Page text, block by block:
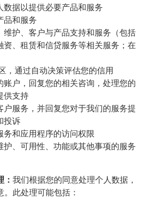
数据以提供必要产品和服务
品和服务
维护、客户与产品支持和服务（包括
资、租赁和信贷服务等相关服务；在
，通过自动决策评估您的信用
账户，回复您的相关咨询，处理您的
供支持
户服务，并回复您对于我们的服务提
投诉
务和应用程序的访问权限
护、可用性、功能或其他事项的服务
我们根据您的同意处理个人数据，
此处理可能包括：